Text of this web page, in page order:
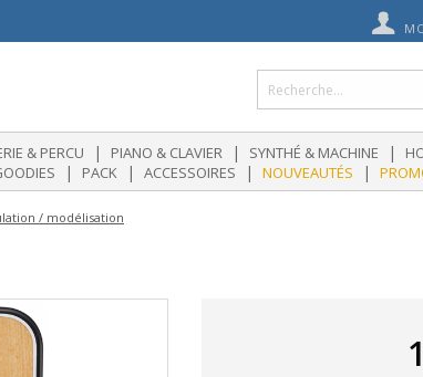
& PERCU | PIANO & CLAVIER | SYNTHÉ & MACHINE |
| PACK | ACCESSOIRES | NOUVEAUTÉS |
/ modélisation